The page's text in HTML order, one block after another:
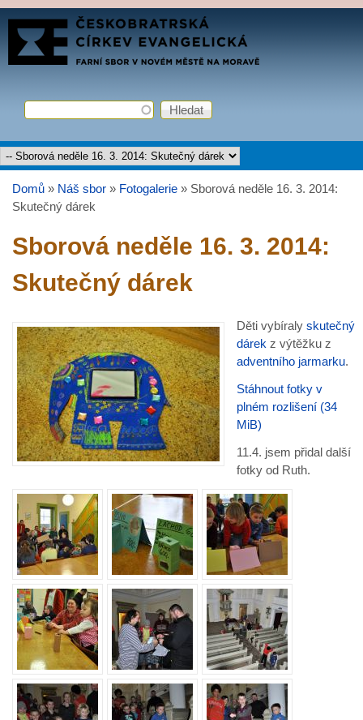
Přejít k hlavnímu obsahu
FARNÍ
SBOR
Vyhledávání
Hledat
Hlavní menu
Jste zde
Domů » Náš sbor » Fotogalerie » Sborová neděle 16. 3. 2014:
Skutečný dárek
Sborová neděle 16. 3. 2014:
Skutečný dárek
Děti vybíraly skutečný
dárek z výtěžku z
adventního jarmarku.
Stáhnout fotky v
plném rozlišení (34
MiB)
11.4. jsem přidal další
fotky od Ruth.